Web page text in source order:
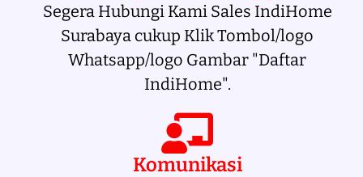
Segera Hubungi Kami Sales IndiHome
Surabaya cukup Klik Tombol/logo
Whatsapp/logo Gambar "Daftar
IndiHome".
Komunikasi